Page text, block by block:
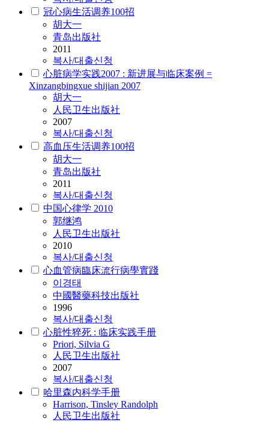
冠心病生活调养100招
胡大一
青岛出版社
2011
복사/대출신청
心脏病学实践2007 : 新进展与临床案例 =
Xinzangbingxue shijian 2007
胡大一
人民卫生出版社
2007
복사/대출신청
高血压生活调养100招
胡大一
青岛出版社
2011
복사/대출신청
中国心律学 2010
郭继鸿
人民卫生出版社
2010
복사/대출신청
心血管病臨床流行病學實踐
이경태
中國醫藥科技出版社
1996
복사/대출신청
心脏性猝死 : 临床实践手册
Priori, Silvia G
人民卫生出版社
2007
복사/대출신청
哈里森内科学手册
Harrison, Tinsley Randolph
人民卫生出版社